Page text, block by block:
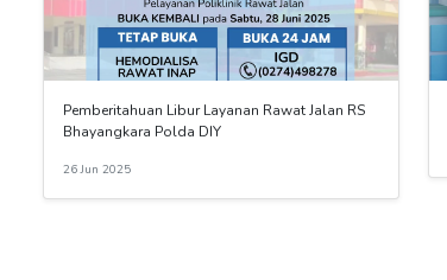
Pemberitahuan Libur Layanan Rawat Jalan RS
Bhayangkara Polda DIY
26 Jun 2025